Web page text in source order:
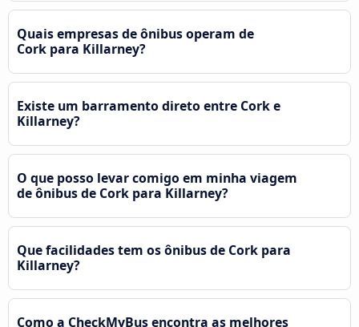
Quais empresas de ônibus operam de
Cork para Killarney?
Existe um barramento direto entre Cork e
Killarney?
O que posso levar comigo em minha viagem
de ônibus de Cork para Killarney?
Que facilidades tem os ônibus de Cork para
Killarney?
Como a CheckMyBus encontra as melhores